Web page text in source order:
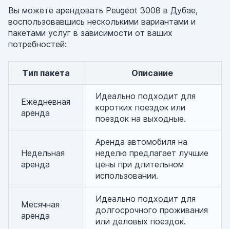
Вы можете арендовать Peugeot 3008 в Дубае,
воспользовавшись несколькими вариантами и
пакетами услуг в зависимости от ваших
потребностей:
Тип пакета Описание
Ежедневная
аренда
Идеально подходит для
коротких поездок или
поездок на выходные.
Недельная
аренда
Аренда автомобиля на
неделю предлагает лучшие
цены при длительном
использовании.
Месячная
аренда
Идеально подходит для
долгосрочного проживания
или деловых поездок.